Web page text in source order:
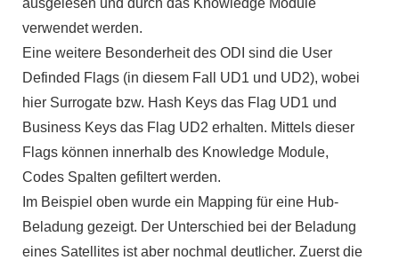
ausgelesen und durch das Knowledge Module
verwendet werden.
Eine weitere Besonderheit des ODI sind die User
Definded Flags (in diesem Fall UD1 und UD2), wobei
hier Surrogate bzw. Hash Keys das Flag UD1 und
Business Keys das Flag UD2 erhalten. Mittels dieser
Flags können innerhalb des Knowledge Module,
Codes Spalten gefiltert werden.
Im Beispiel oben wurde ein Mapping für eine Hub-
Beladung gezeigt. Der Unterschied bei der Beladung
eines Satellites ist aber nochmal deutlicher. Zuerst die